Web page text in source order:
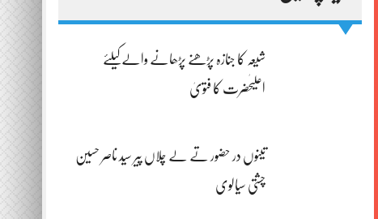
شیعہ کا جنازہ پڑھنے پڑھانے والےکیلئے
اعلیٰحضرت کا فتویٰ
تینوں در حضور تے لے چلاں پیر سید ناصر حسین
چشتی سیالوی